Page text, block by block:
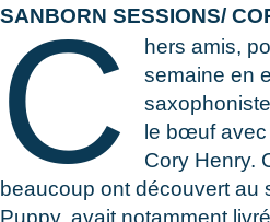
SANBORN SESSIONS/
C
hers amis,
semaine en
le bœuf avec
Cory Henry.
beaucoup ont découvert au
Puppy, avait notamment